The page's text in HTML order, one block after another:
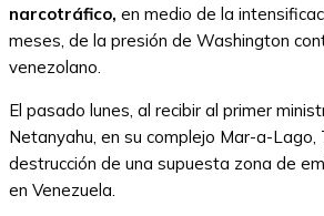
narcotráfico, en medio de la
meses, de la presión de Washington
venezolano.
El pasado lunes, al recibir al primer
Netanyahu, en su complejo Mar-a-Lago,
destrucción de una supuesta zona de
en Venezuela.